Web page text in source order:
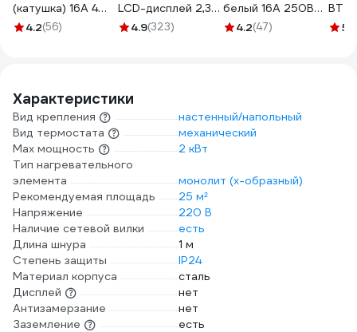
(катушка) 16А 4
гнезда ПВС 3х2,5
4.2(56)
LCD-дисплей 2,3″,
белый EG-SST-01
4.9(323)
белый 16А 250В
UNIVersal 1186
4.2(47)
BT
5
Характеристики
Вид крепления
настенный/напольный
Вид термостата
механический
Max мощность
2 кВт
Тип нагревательного
элемента
монолит (х-образный)
Рекомендуемая площадь
25 м²
Напряжение
220 В
Наличие сетевой вилки
есть
Длина шнура
1 м
Степень защиты
IP24
Материал корпуса
сталь
Дисплей
нет
Антизамерзание
нет
Заземление
есть